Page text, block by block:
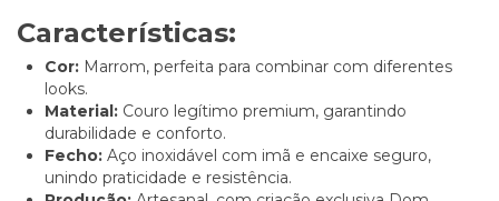
Características:
Cor: Marrom, perfeita para combinar com diferentes
looks.
Material: Couro legítimo premium, garantindo
durabilidade e conforto.
Fecho: Aço inoxidável com imã e encaixe seguro,
unindo praticidade e resistência.